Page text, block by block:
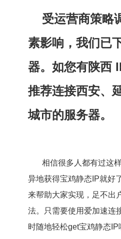
受运营商策略
素影响，我们已
器。如您有陕西
推荐连接西安、
城市的服务器。
相信很多人都有过这
异地获得宝鸡静态IP就好
来帮助大家实现，足不出
法。只需要使用爱加速连
时随地轻松get宝鸡静态IP